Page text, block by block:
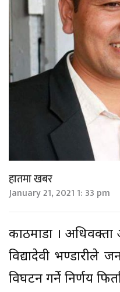
हातमा खबर
January 21, 2021 1: 33 pm
काठमाडौं । अधिवक्ता
विद्यादेवी भण्डारीले
विघटन गर्ने निर्णय